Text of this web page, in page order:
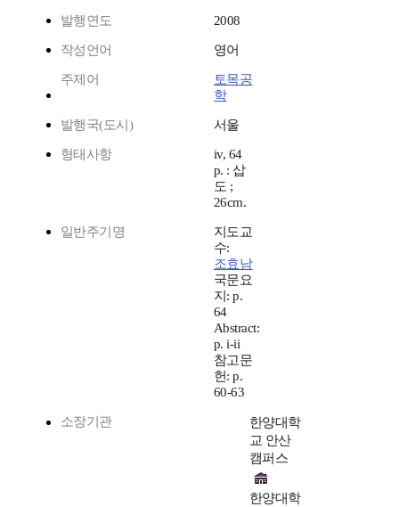
발행연도 2008
작성언어 영어
주제어
토목공
학
발행국(도시) 서울
형태사항
iv, 64
p. : 삽
도 ;
26cm.
일반주기명
지도교
수:
조효남
국문요
지: p.
64
Abstract:
p. i-ii
참고문
헌: p.
60-63
소장기관
한양대학
교 안산
캠퍼스
한양대학